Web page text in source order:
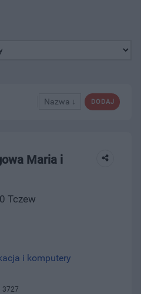
DODAJ
Nazwa ↓
Maria i
Tczew
i komputery
3727